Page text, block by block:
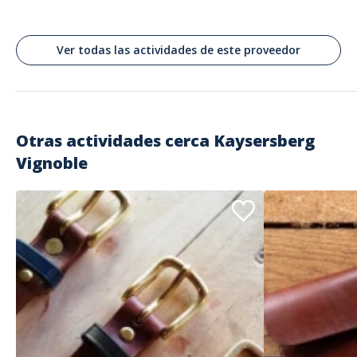
L'accueil et la visite étaient vraiment chouette. L'histoire des vignes est
très bien expliquée. La dégustation était très agréable avec le fromage.
Aurélie - office de tourisme
Julien
Hôte intéressante et intéressée
Commenté le 26/04/2026
Ce qui nous a particulièrement plu : une vraie famille locale, une petite
exploitation avec une belle histoire et un cadre charmant. Il faisait très
beau ce jour-là, et clairement, ça participe à l’expérience. Nous avons
eu droit à de nombreuses explications, toujours claires et passionnées.
Notre hôte était très enjouée, captivante, et on sent immédiatement
qu’elle aime profondément ce qu’elle fait. Et comme souvent, les
personnes passionnées sont les plus intéressantes à écouter. Le lieu de
dégustation était superbe, en plein cœur des vignes, avec le soleil…
difficile de faire mieux. Nous avons également dégusté de très bons
fromages provenant d’une ferme locale de la vallée de Kaysersberg, ce
Ver todas las actividades de este proveedor
Otras actividades cerca Kaysersberg
Vignoble